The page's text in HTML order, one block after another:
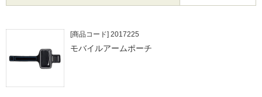
[商品コード] 2017225
モバイルアームポーチ